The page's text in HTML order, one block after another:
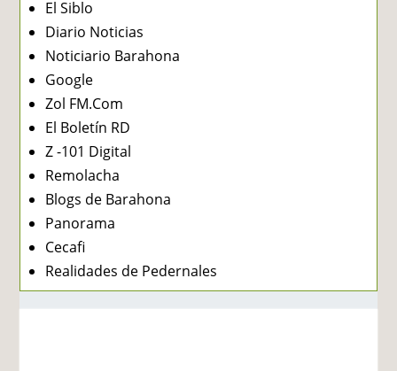
El Siblo
Diario Noticias
Noticiario Barahona
Google
Zol FM.Com
El Boletín RD
Z -101 Digital
Remolacha
Blogs de Barahona
Panorama
Cecafi
Realidades de Pedernales